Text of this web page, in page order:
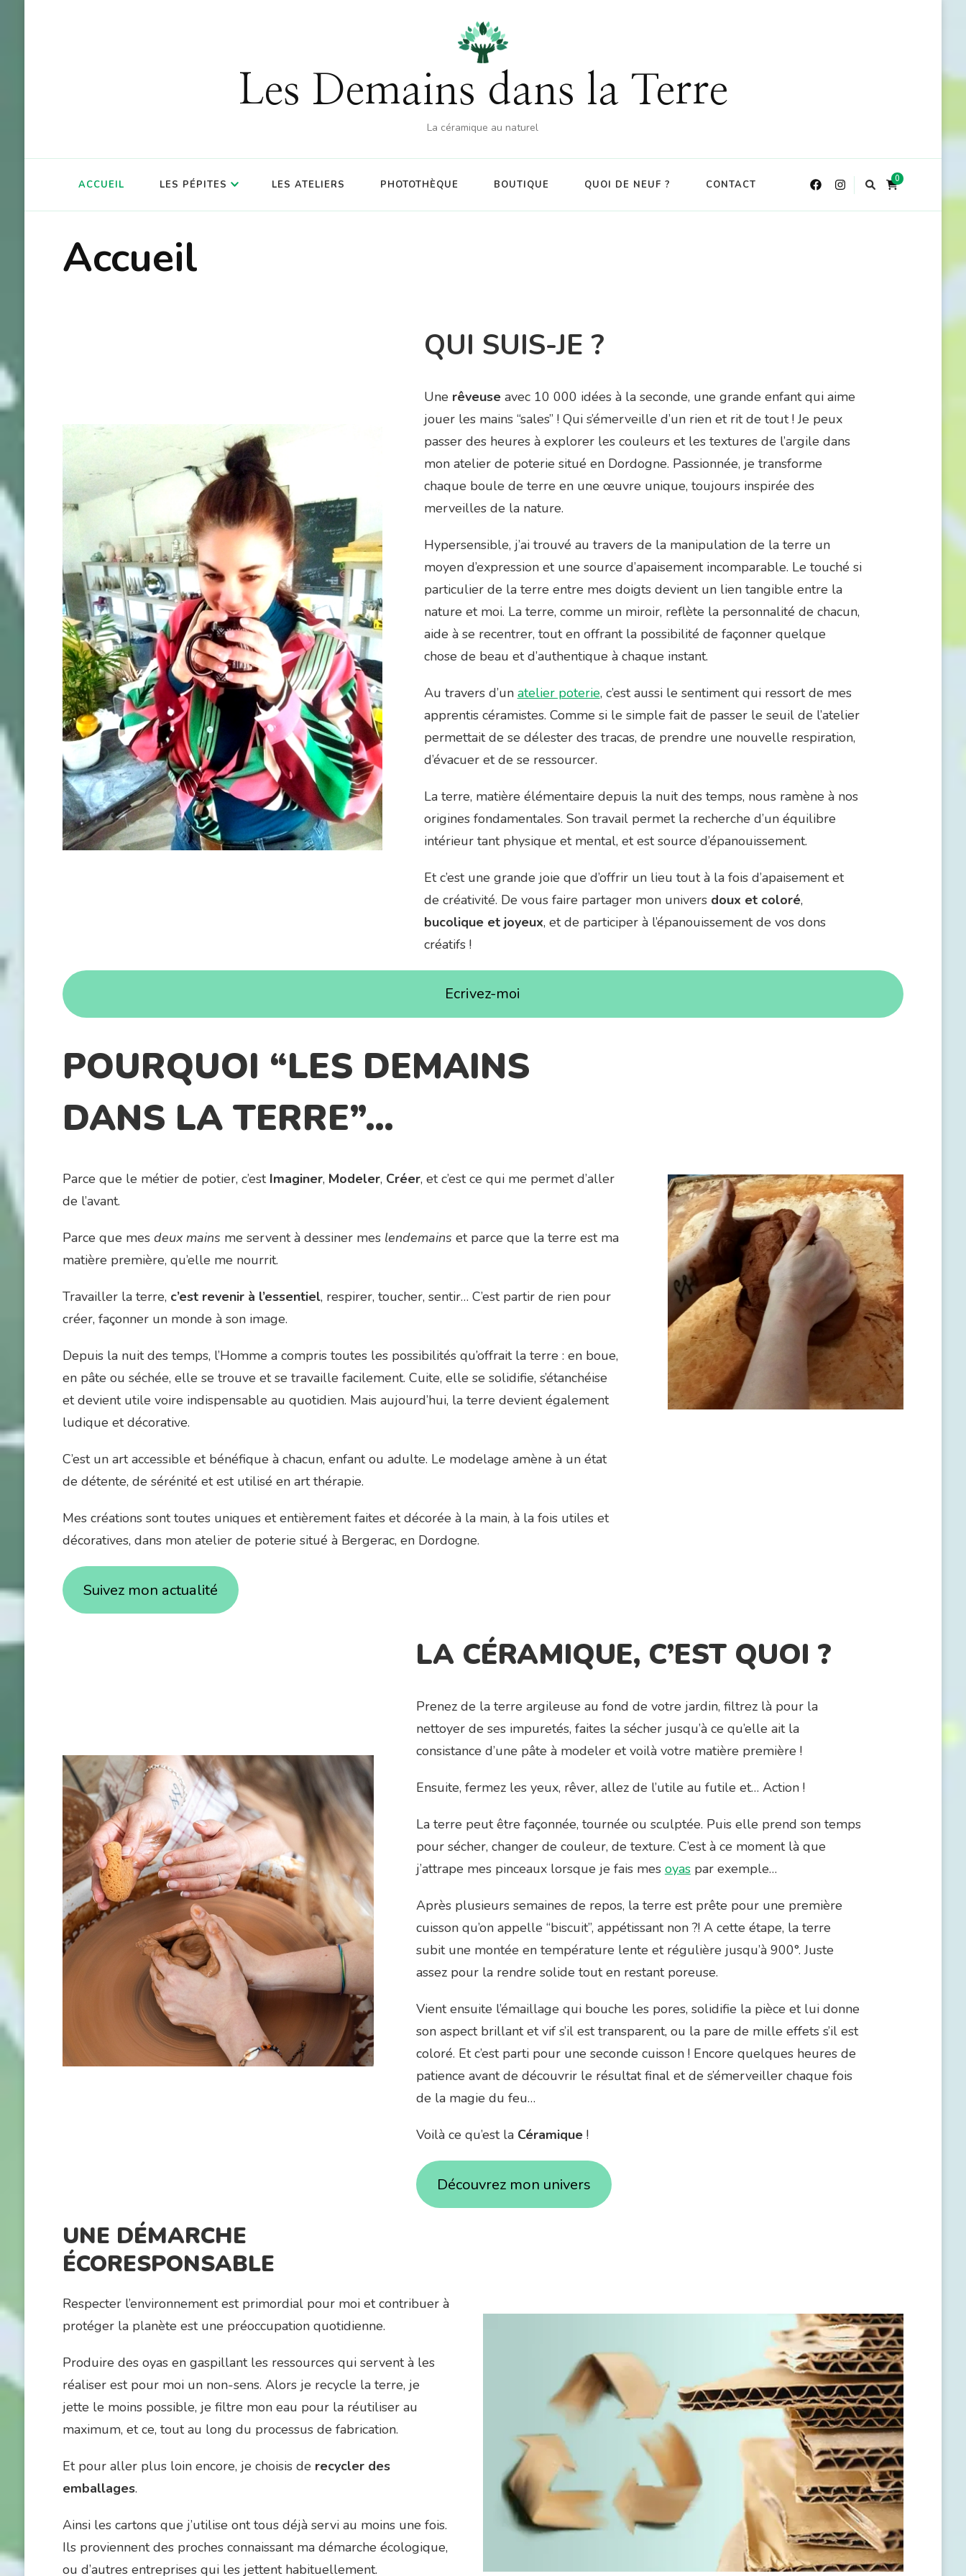
Les Demains dans la Terre
La céramique au naturel
ACCUEIL LES PÉPITES LES ATELIERS PHOTOTHÈQUE BOUTIQUE QUOI DE NEUF ? CONTACT 0
Accueil
QUI SUIS-JE ?
Une rêveuseavec 10 000 idées à la seconde, une grande enfant qui aime
jouer les mains “sales” ! Qui s’émerveille d’un rien et rit de tout ! Je peux
passer des heures à explorer les couleurs et les textures de l’argile dans
mon atelier de poterie situé en Dordogne. Passionnée, je transforme
chaque boule de terre en une œuvre unique, toujours inspirée des
merveilles de la nature.
Hypersensible, j’ai trouvé au travers de la manipulation de la terre un
moyen d’expression et une source d’apaisement incomparable. Le touché si
particulier de la terre entre mes doigts devient un lien tangible entre la
nature et moi. La terre, comme un miroir, reflète la personnalité de chacun,
aide à se recentrer, tout en offrant la possibilité de façonner quelque
chose de beau et d’authentique à chaque instant.
Au travers d’un atelier poterie, c’est aussi le sentiment qui ressort de mes
apprentis céramistes. Comme si le simple fait de passer le seuil de l’atelier
permettait de se délester des tracas, de prendre une nouvelle respiration,
d’évacuer et de se ressourcer.
La terre, matière élémentaire depuis la nuit des temps, nous ramène à nos
origines fondamentales. Son travail permet la recherche d’un équilibre
intérieur tant physique et mental, et est source d’épanouissement.
Et c’est une grande joie que d’offrir un lieu tout à la fois d’apaisement et
de créativité. De vous faire partager mon univers doux et coloré,
bucolique et joyeux, et de participer à l’épanouissement de vos dons
créatifs !
Ecrivez-moi
POURQUOI “LES DEMAINS
DANS LA TERRE”…
Parce que le métier de potier, c’est Imaginer, Modeler, Créer, et c’est ce qui me permet d’aller
de l’avant.
Parce que mes deux mains me servent à dessiner mes lendemains et parce que la terre est ma
matière première, qu’elle me nourrit.
Travailler la terre, c’est revenir à l’essentiel, respirer, toucher, sentir… C’est partir de rien pour
créer, façonner un monde à son image.
Depuis la nuit des temps, l’Homme a compris toutes les possibilités qu’offrait la terre : en boue,
en pâte ou séchée, elle se trouve et se travaille facilement. Cuite, elle se solidifie, s’étanchéise
et devient utile voire indispensable au quotidien. Mais aujourd’hui, la terre devient également
ludique et décorative.
C’est un art accessible et bénéfique à chacun, enfant ou adulte. Le modelage amène à un état
de détente, de sérénité et est utilisé en art thérapie.
Mes créations sont toutes uniques et entièrement faites et décorée à la main, à la fois utiles et
décoratives, dans mon atelier de poterie situé à Bergerac, en Dordogne.
Suivez mon actualité
LA CÉRAMIQUE, C’EST QUOI ?
Prenez de la terre argileuse au fond de votre jardin, filtrez là pour la
nettoyer de ses impuretés, faites la sécher jusqu’à ce qu’elle ait la
consistance d’une pâte à modeler et voilà votre matière première !
Ensuite, fermez les yeux, rêver, allez de l’utile au futile et… Action !
La terre peut être façonnée, tournée ou sculptée. Puis elle prend son temps
pour sécher, changer de couleur, de texture. C’est à ce moment là que
j’attrape mes pinceaux lorsque je fais mes oyaspar exemple…
Après plusieurs semaines de repos, la terre est prête pour une première
cuisson qu’on appelle “biscuit”, appétissant non ?! A cette étape, la terre
subit une montée en température lente et régulière jusqu’à 900°. Juste
assez pour la rendre solide tout en restant poreuse.
Vient ensuite l’émaillage qui bouche les pores, solidifie la pièce et lui donne
son aspect brillant et vif s’il est transparent, ou la pare de mille effets s’il est
coloré. Et c’est parti pour une seconde cuisson ! Encore quelques heures de
patience avant de découvrir le résultat final et de s’émerveiller chaque fois
de la magie du feu…
Voilà ce qu’est la Céramique !
Découvrez mon univers
UNE DÉMARCHE
ÉCORESPONSABLE
Respecter l’environnement est primordial pour moi et contribuer à
protéger la planète est une préoccupation quotidienne.
Produire des oyas en gaspillant les ressources qui servent à les
réaliser est pour moi un non-sens. Alors je recycle la terre, je
jette le moins possible, je filtre mon eau pour la réutiliser au
maximum, et ce, tout au long du processus de fabrication.
Et pour aller plus loin encore, je choisis de recycler des
emballages.
Ainsi les cartons que j’utilise ont tous déjà servi au moins une fois.
Ils proviennent des proches connaissant ma démarche écologique,
ou d’autres entreprises qui les jettent habituellement.